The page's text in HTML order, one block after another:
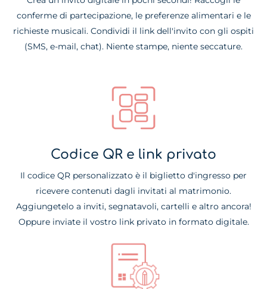
conferme di partecipazione, le preferenze alimentari e le
richieste musicali. Condividi il link dell'invito con gli ospiti
(SMS, e-mail, chat). Niente stampe, niente seccature.
Codice QR e link privato
Il codice QR personalizzato è il biglietto d'ingresso per
ricevere contenuti dagli invitati al matrimonio.
Aggiungetelo a inviti, segnatavoli, cartelli e altro ancora!
Oppure inviate il vostro link privato in formato digitale.